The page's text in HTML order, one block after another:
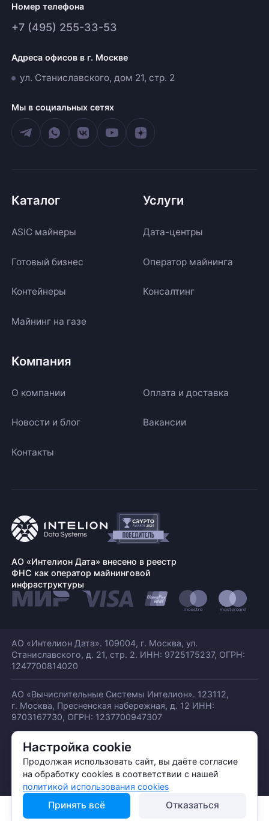
Настройка cookie
Продолжая использовать сайт, вы даёте согласие
на обработку cookies в соответствии с нашей
политикой использования cookies
Принять всё Отказаться
Номер телефона
+7 (495) 255-33-53
Адреса офисов в г. Москве
ул. Станиславского, дом 21, стр. 2
Мы в социальных сетях
Каталог
ASIC майнеры
Готовый бизнес
Контейнеры
Майнинг на газе
Услуги
Дата-центры
Оператор майнинга
Консалтинг
Компания
О компании Оплата и доставка
Новости и блог Вакансии
Контакты
АО «Интелион Дата» внесено в реестр
ФНС как оператор майнинговой
инфраструктуры
АО «Интелион Дата». 109004, г. Москва, ул.
Станиславского, д. 21, стр. 2. ИНН: 9725175237, ОГРН:
1247700814020
АО «Вычислительные Системы Интелион». 123112,
г. Москва, Пресненская набережная, д. 12 ИНН:
9703167730, ОГРН: 1237700947307
© АО «ИНТЕЛИОН ДАТА» 2026
Политика обработки ПДн
Политика конфиденциальности
Политика использования куки